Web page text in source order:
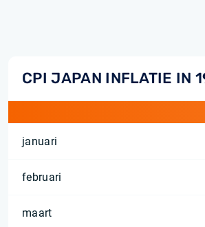
CPI JAPAN INFLATIE IN
januari
februari
maart